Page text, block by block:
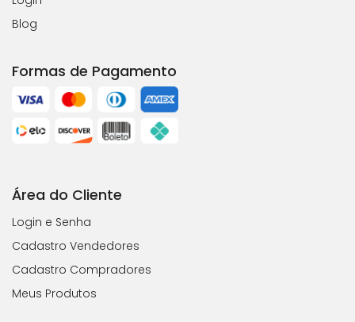
Blog
Formas de Pagamento
Área do Cliente
Login e Senha
Cadastro Vendedores
Cadastro Compradores
Meus Produtos